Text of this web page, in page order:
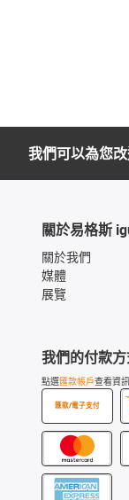
我們可以為您
關於易格斯
關於我們
媒體
展覽
我們的付款
點選匯款帳戶查看資訊
匯款/電子支付